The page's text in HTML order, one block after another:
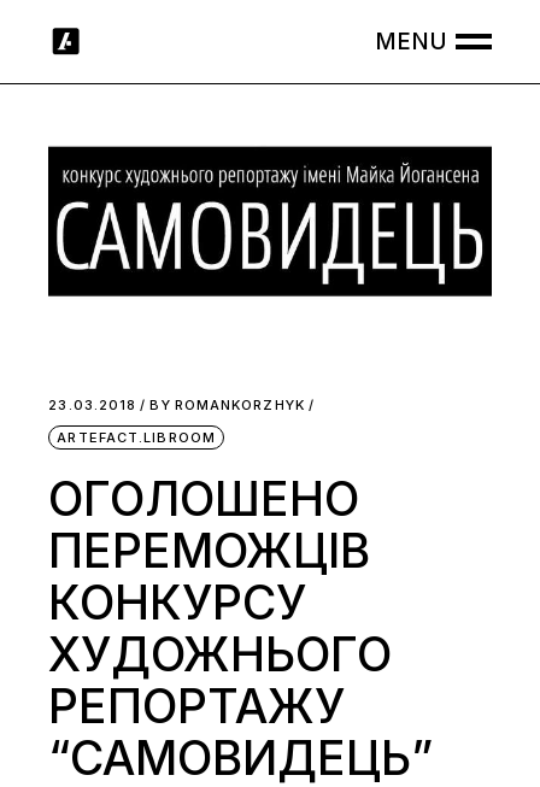
23.03.2018 BY ROMANKORZHYK
ARTEFACT.LIBROOM
ОГОЛОШЕНО
ПЕРЕМОЖЦІВ
КОНКУРСУ
ХУДОЖНЬОГО
РЕПОРТАЖУ
“САМОВИДЕЦЬ”